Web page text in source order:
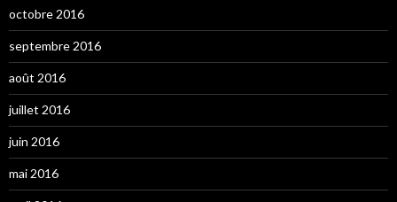
octobre 2016
septembre 2016
août 2016
juillet 2016
juin 2016
mai 2016